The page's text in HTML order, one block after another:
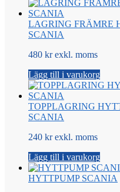
LAGRING FRÄMRE
SCANIA
480 kr exkl. moms
Lägg till i varukorg
TOPPLAGRING
SCANIA
240 kr exkl. moms
Lägg till i varukorg
HYTTPUMP SCANIA